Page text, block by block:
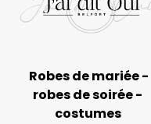
Robes de mariée -
robes de soirée -
costumes